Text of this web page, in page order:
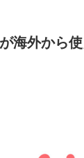
海外から